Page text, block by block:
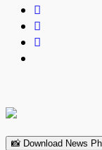
📸 Download News